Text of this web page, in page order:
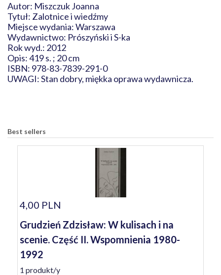
Autor: Miszczuk Joanna
Tytuł: Zalotnice i wiedźmy
Miejsce wydania: Warszawa
Wydawnictwo: Prószyński i S-ka
Rok wyd.: 2012
Opis: 419 s. ; 20 cm
ISBN: 978-83-7839-291-0
UWAGI: Stan dobry, miękka oprawa wydawnicza.
Best sellers
4,00 PLN
Grudzień Zdzisław: W kulisach i na
scenie. Część II. Wspomnienia 1980-
1992
1 produkt/y